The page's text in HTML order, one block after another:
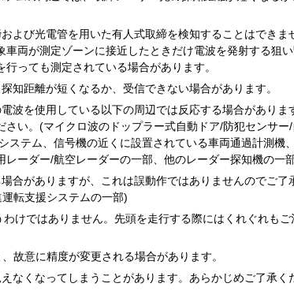
よび光電管を用いた有人式取締を検知することはできま
両が測定ゾーンに接近したときだけ電波を発射する狙
っても測定されている場合があります。
知距離が短くなるか、受信できない場合があります。
波を使用している以下の周辺では反応する場合がありま
い。(マイクロ波のドップラー式自動ドア/防犯センサー/
テム、信号機の近くに設置されている車両通過計測機、
ーダー/航空レーダーの一部、他のレーダー探知機の一
合がありますが、これは誤動作ではありませんのでご了
転支援システムの一部)
けではありません。先頭を走行する際にはくれぐれもご
故意に精度が変更される場合があります。
なくなってしまうことがあります。あらかじめご了承く